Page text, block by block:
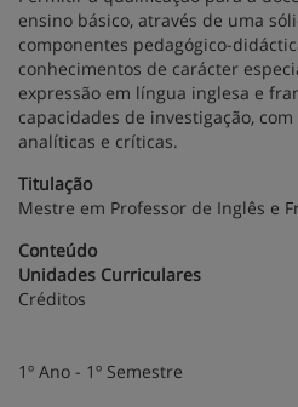
ensino básico, através de uma
componentes pedagógico-
conhecimentos de carácter
expressão em língua inglesa e
capacidades de investigação,
analíticas e críticas.
Titulação
Mestre em Professor de Inglês e
Conteúdo
Unidades Curriculares
Créditos
1º Ano - 1º Semestre